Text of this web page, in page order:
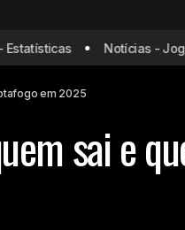
Botafogo
Notícias - Jogos
em 2025
sai e